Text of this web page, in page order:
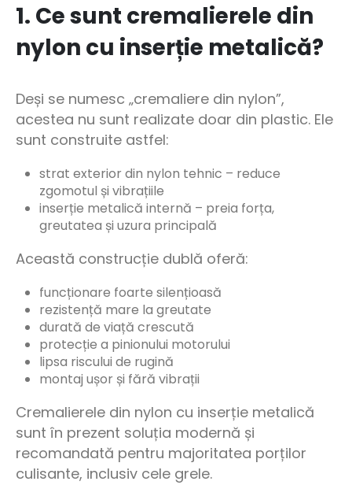
1. Ce sunt cremalierele din
nylon cu inserție metalică?
Deși se numesc „cremaliere din nylon”,
acestea nu sunt realizate doar din plastic. Ele
sunt construite astfel:
strat exterior din nylon tehnic – reduce
zgomotul și vibrațiile
inserție metalică internă – preia forța,
greutatea și uzura principală
Această construcție dublă oferă:
funcționare foarte silențioasă
rezistență mare la greutate
durată de viață crescută
protecție a pinionului motorului
lipsa riscului de rugină
montaj ușor și fără vibrații
Cremalierele din nylon cu inserție metalică
sunt în prezent soluția modernă și
recomandată pentru majoritatea porților
culisante, inclusiv cele grele.